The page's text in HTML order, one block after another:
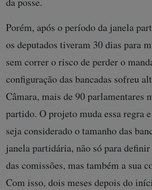
Porém, após o período da janela
os deputados tiveram 30 dias para
sem correr o risco de perder o
configuração das bancadas sofreu
Câmara, mais de 90 parlamentares
partido. O projeto muda essa regra
seja considerado o tamanho das
janela partidária, não só para
das comissões, mas também a sua
Com isso, dois meses depois do